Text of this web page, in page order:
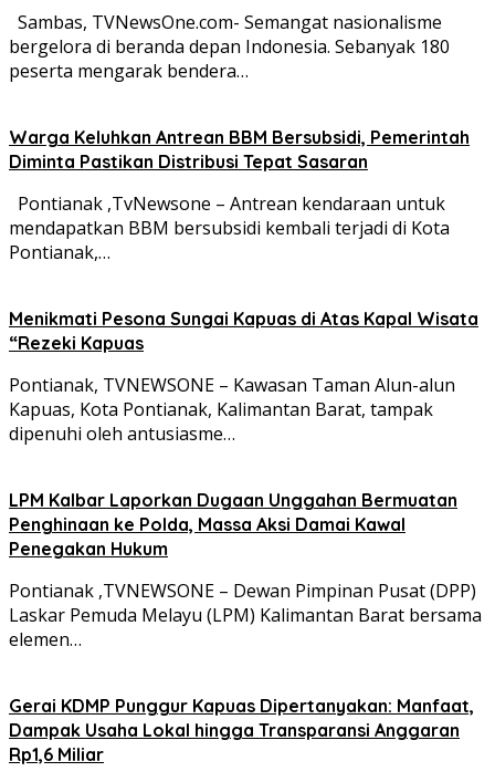
Sambas, TVNewsOne.com- Semangat nasionalisme
bergelora di beranda depan Indonesia. Sebanyak 180
peserta mengarak bendera…
Warga Keluhkan Antrean BBM Bersubsidi, Pemerintah
Diminta Pastikan Distribusi Tepat Sasaran
Pontianak ,TvNewsone – Antrean kendaraan untuk
mendapatkan BBM bersubsidi kembali terjadi di Kota
Pontianak,…
Menikmati Pesona Sungai Kapuas di Atas Kapal Wisata
“Rezeki Kapuas
Pontianak, TVNEWSONE – Kawasan Taman Alun-alun
Kapuas, Kota Pontianak, Kalimantan Barat, tampak
dipenuhi oleh antusiasme…
LPM Kalbar Laporkan Dugaan Unggahan Bermuatan
Penghinaan ke Polda, Massa Aksi Damai Kawal
Penegakan Hukum
Pontianak ,TVNEWSONE – Dewan Pimpinan Pusat (DPP)
Laskar Pemuda Melayu (LPM) Kalimantan Barat bersama
elemen…
Gerai KDMP Punggur Kapuas Dipertanyakan: Manfaat,
Dampak Usaha Lokal hingga Transparansi Anggaran
Rp1,6 Miliar